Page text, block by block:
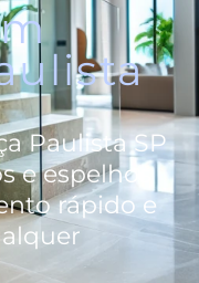
Paulista SP
e espelhos
rápido e